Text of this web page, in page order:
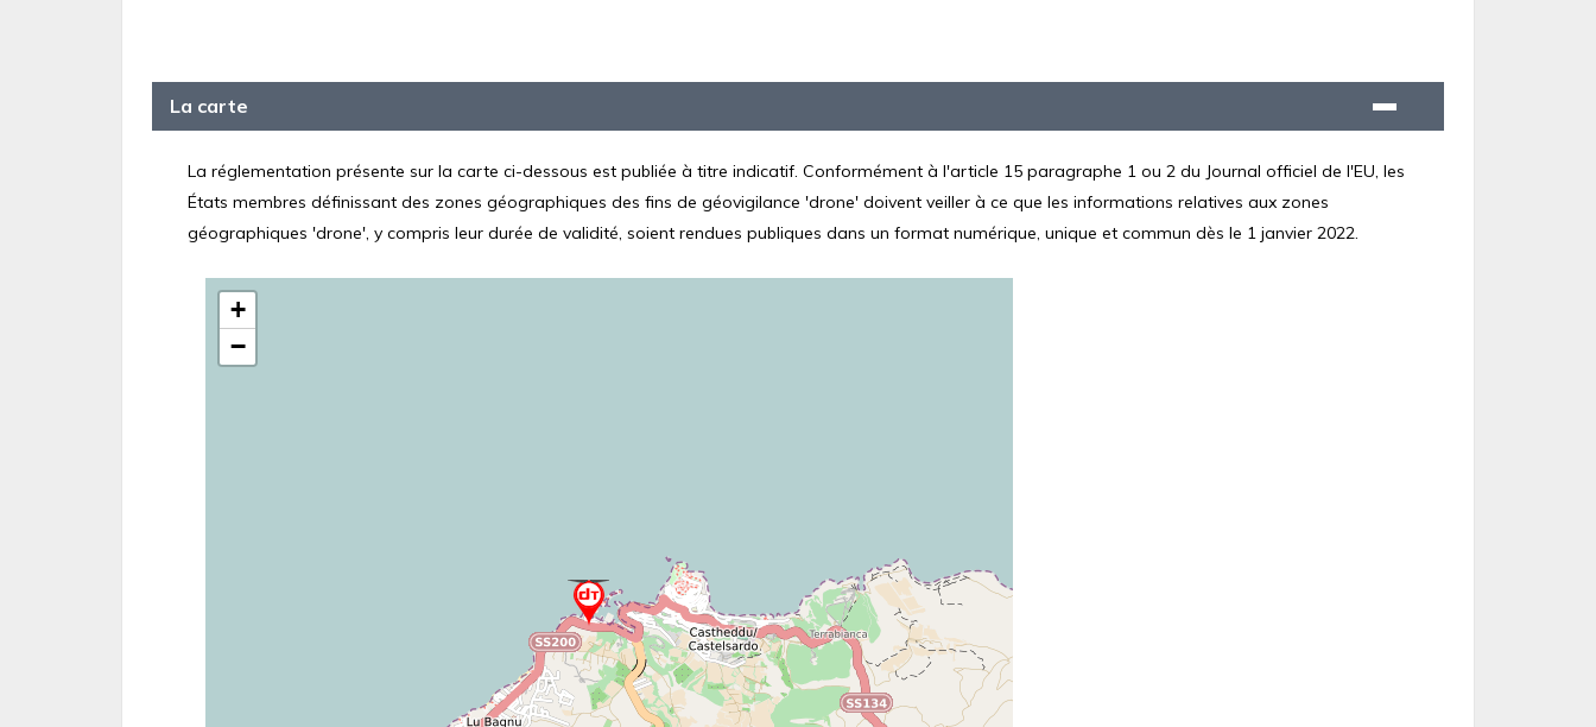
La carte
La réglementation présente sur la carte ci-dessous est publiée à titre indicatif. Conformément à l'article 15 paragraphe 1 ou 2 du Journal officiel de l'EU, les
États membres définissant des zones géographiques des fins de géovigilance 'drone' doivent veiller à ce que les informations relatives aux zones
géographiques 'drone', y compris leur durée de validité, soient rendues publiques dans un format numérique, unique et commun dès le 1 janvier 2022.